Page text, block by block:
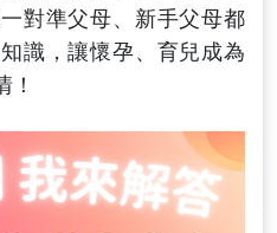
對準父母、新手父母都
識，讓懷孕、育兒成為
！